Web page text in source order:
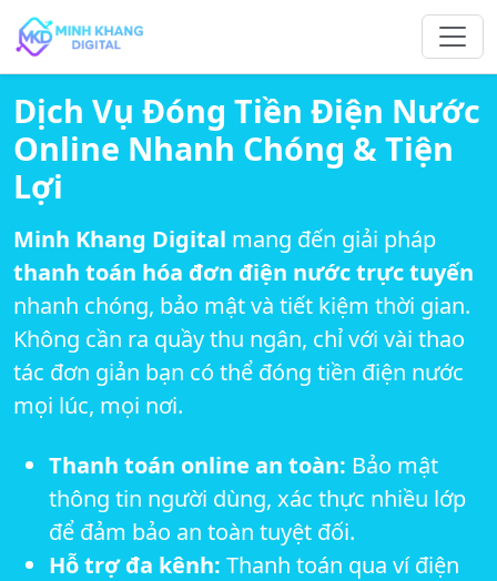
Dịch Vụ Đóng Tiền Điện Nước
Online Nhanh Chóng & Tiện
Lợi
Minh Khang Digital mang đến giải pháp
thanh toán hóa đơn điện nước trực tuyến
nhanh chóng, bảo mật và tiết kiệm thời gian.
Không cần ra quầy thu ngân, chỉ với vài thao
tác đơn giản bạn có thể đóng tiền điện nước
mọi lúc, mọi nơi.
Thanh toán online an toàn: Bảo mật
thông tin người dùng, xác thực nhiều lớp
để đảm bảo an toàn tuyệt đối.
Hỗ trợ đa kênh: Thanh toán qua ví điện